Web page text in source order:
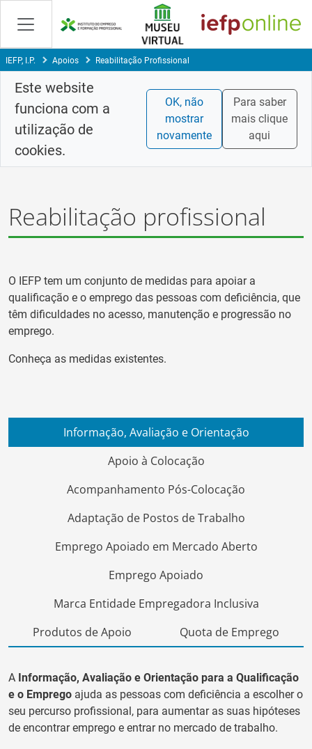
Skip
Content
IEFP, I.P. Apoios Reabilitação Profissional
Este website
funciona com a
utilização de
cookies.
OK, não
mostrar
novamente
Para saber
mais clique
aqui
Reabilitação profissional
O IEFP tem um conjunto de medidas para apoiar a
qualificação e o emprego das pessoas com deficiência, que
têm dificuldades no acesso, manutenção e progressão no
emprego.
Conheça as medidas existentes.
Informação, Avaliação e Orientação
Apoio à Colocação
Acompanhamento Pós-Colocação
Adaptação de Postos de Trabalho
Emprego Apoiado em Mercado Aberto
Emprego Apoiado
Marca Entidade Empregadora Inclusiva
Produtos de Apoio
Quota de Emprego
A Informação, Avaliação e Orientação para a Qualificação
e o Emprego ajuda as pessoas com deficiência a escolher o
seu percurso profissional, para aumentar as suas hipóteses
de encontrar emprego e entrar no mercado de trabalho.